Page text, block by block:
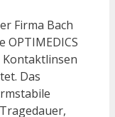
Firma Bach
OPTIMEDICS
Kontaktlinsen
Das